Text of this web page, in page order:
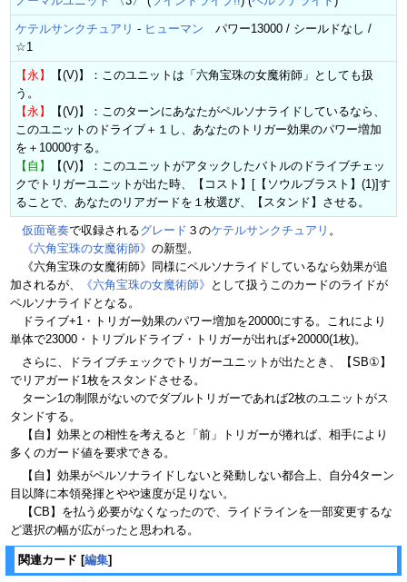
ケテルサンクチュアリ - ヒューマン パワー13000 / シールドなし /
☆1
【永】
【(V)】：このユニットは「六角宝珠の女魔術師」としても扱
う。
【永】
【(V)】：このターンにあなたがペルソナライドしているなら、
このユニットのドライブ＋１し、あなたのトリガー効果のパワー増加
を＋10000する。
【自】
【(V)】：このユニットがアタックしたバトルのドライブチェッ
クでトリガーユニットが出た時、【コスト】[【ソウルブラスト】(1)]す
ることで、あなたのリアガードを１枚選び、【スタンド】させる。
仮面竜奏で収録されるグレード ３のケテルサンクチュアリ 。
《六角宝珠の女魔術師》 の新型。
《六角宝珠の女魔術師》同様にペルソナライドしているなら効果が追
加されるが、
《六角宝珠の女魔術師》 として扱うこのカードのライドが
ペルソナライドとなる。
ドライブ+1・トリガー効果のパワー増加を20000にする。これにより
単体で23000・トリプルドライブ・トリガーが出れば+20000(1枚)。
さらに、ドライブチェックでトリガーユニットが出たとき、【SB①】
でリアガード1枚をスタンドさせる。
ターン1の制限がないのでダブルトリガーであれば2枚のユニットがス
タンドする。
【自】効果との相性を考えると「前」トリガーが捲れば、相手により
多くのガード値を要求できる。
【自】効果がペルソナライドしないと発動しない都合上、自分4ターン
目以降に本領発揮とやや速度が足りない。
【CB】を払う必要がなくなったので、ライドラインを一部変更するな
ど選択の幅が広がったと思われる。
関連カード [編集]